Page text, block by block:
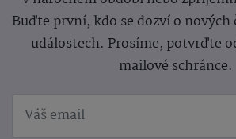
Buďte první, kdo se dozví o nových
událostech. Prosíme, potvrďte
mailové schránce.